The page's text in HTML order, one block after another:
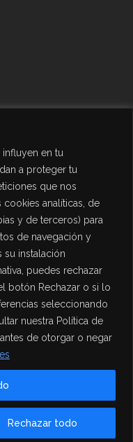
en tu
a proteger tu
que nos
cookies analíticas, de
y de terceros) para
de navegación y
su instalación
puedes rechazar
botón Rechazar o si lo
seleccionando
nuestra Política de
de otorgar o negar
Rechazar todo